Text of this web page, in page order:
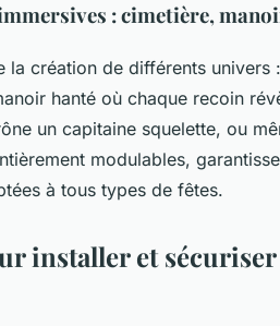
: cimetière,
la création de différents univers
hanté où chaque recoin
un capitaine squelette, ou
modulables,
à tous types de fêtes.
installer et